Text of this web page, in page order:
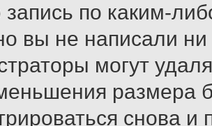
запись по каким-
вы не написали
могут
размера
снова и